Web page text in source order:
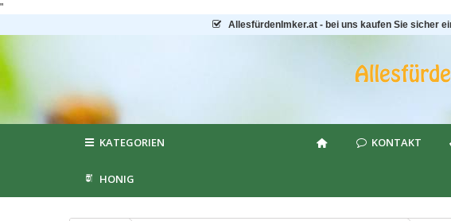
"
AllesfürdenImker.at - bei uns kaufen Sie sicher
KATEGORIEN KONTAKT
HONIG